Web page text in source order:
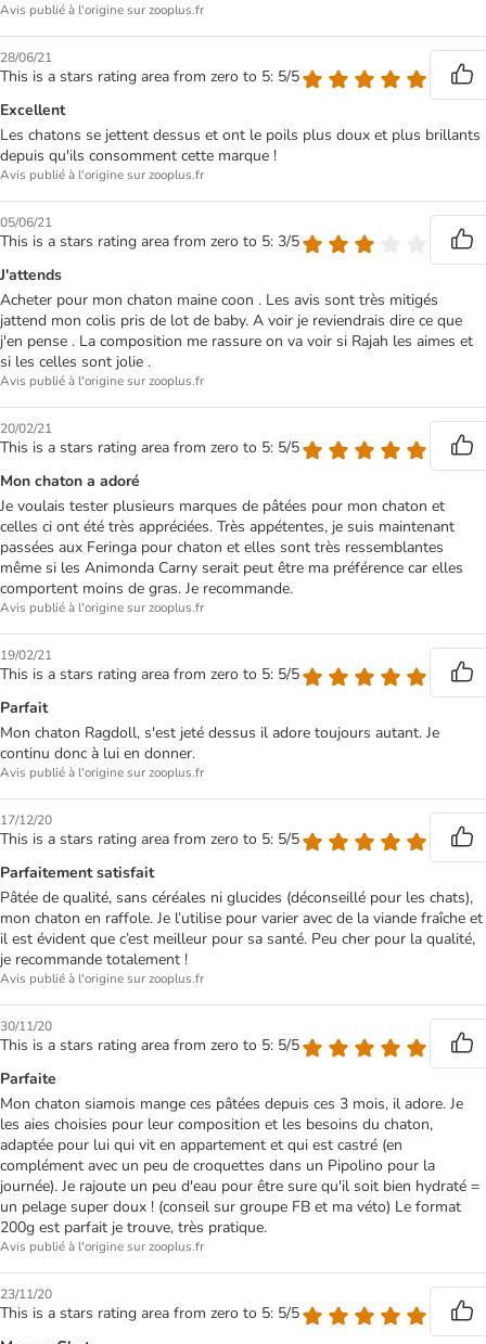
Avis publié à l'origine sur zooplus.fr
28/06/21
This is a stars rating area from zero to 5: 5/5
Excellent
Les chatons se jettent dessus et ont le poils plus doux et plus brillants
depuis qu'ils consomment cette marque !
Avis publié à l'origine sur zooplus.fr
05/06/21
This is a stars rating area from zero to 5: 3/5
J'attends
Acheter pour mon chaton maine coon . Les avis sont très mitigés
jattend mon colis pris de lot de baby. A voir je reviendrais dire ce que
j'en pense . La composition me rassure on va voir si Rajah les aimes et
si les celles sont jolie .
Avis publié à l'origine sur zooplus.fr
20/02/21
This is a stars rating area from zero to 5: 5/5
Mon chaton a adoré
Je voulais tester plusieurs marques de pâtées pour mon chaton et
celles ci ont été très appréciées. Très appétentes, je suis maintenant
passées aux Feringa pour chaton et elles sont très ressemblantes
même si les Animonda Carny serait peut être ma préférence car elles
comportent moins de gras. Je recommande.
Avis publié à l'origine sur zooplus.fr
19/02/21
This is a stars rating area from zero to 5: 5/5
Parfait
Mon chaton Ragdoll, s'est jeté dessus il adore toujours autant. Je
continu donc à lui en donner.
Avis publié à l'origine sur zooplus.fr
17/12/20
This is a stars rating area from zero to 5: 5/5
Parfaitement satisfait
Pâtée de qualité, sans céréales ni glucides (déconseillé pour les chats),
mon chaton en raffole. Je l’utilise pour varier avec de la viande fraîche et
il est évident que c’est meilleur pour sa santé. Peu cher pour la qualité,
je recommande totalement !
Avis publié à l'origine sur zooplus.fr
30/11/20
This is a stars rating area from zero to 5: 5/5
Parfaite
Mon chaton siamois mange ces pâtées depuis ces 3 mois, il adore. Je
les aies choisies pour leur composition et les besoins du chaton,
adaptée pour lui qui vit en appartement et qui est castré (en
complément avec un peu de croquettes dans un Pipolino pour la
journée). Je rajoute un peu d'eau pour être sure qu'il soit bien hydraté =
un pelage super doux ! (conseil sur groupe FB et ma véto) Le format
200g est parfait je trouve, très pratique.
Avis publié à l'origine sur zooplus.fr
23/11/20
This is a stars rating area from zero to 5: 5/5